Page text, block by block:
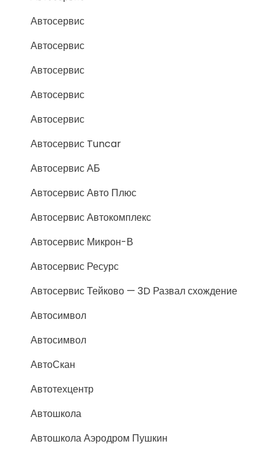
Автосервис
Автосервис
Автосервис
Автосервис
Автосервис
Автосервис Tuncar
Автосервис АБ
Автосервис Авто Плюс
Автосервис Автокомплекс
Автосервис Микрон-В
Автосервис Ресурс
Автосервис Тейково — 3D Развал схождение
Автосимвол
Автосимвол
АвтоСкан
Автотехцентр
Автошкола
Автошкола Аэродром Пушкин